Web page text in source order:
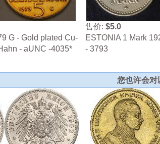
G - Gold plated Cu-
- aUNC -4035*
售价:$5.0
ESTONIA 1 Mark
- 3793
您也许会对